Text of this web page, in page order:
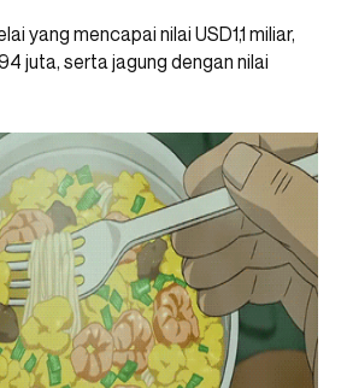
yang mencapai nilai USD1,1 miliar,
juta, serta jagung dengan nilai